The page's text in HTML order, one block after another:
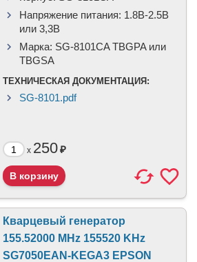
Напряжение питания: 1.8В-2.5B
или 3,3B
Марка: SG-8101CA TBGPA или
TBGSA
ТЕХНИЧЕСКАЯ ДОКУМЕНТАЦИЯ:
SG-8101.pdf
x 250₽
Кварцевый генератор
155.52000 MHz 155520 KHz
SG7050EAN-KEGA3 EPSON